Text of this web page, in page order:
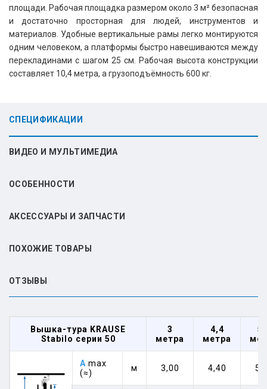
площади. Рабочая площадка размером около 3 м² безопасная
и достаточно просторная для людей, инструментов и
материалов. Удобные вертикальные рамы легко монтируются
одним человеком, а платформы быстро навешиваются между
перекладинами с шагом 25 см. Рабочая высота конструкции
составляет 10,4 метра, а грузоподъёмность 600 кг.
СПЕЦИФИКАЦИИ
ВИДЕО И МУЛЬТИМЕДИА
ОСОБЕННОСТИ
АКСЕССУАРЫ И ЗАПЧАСТИ
ПОХОЖИЕ ТОВАРЫ
ОТЗЫВЫ
Вышка-тура KRAUSE
Stabilo серии 50
3
метра
4,4
метра
A max
(≈)
м 3,00 4,40